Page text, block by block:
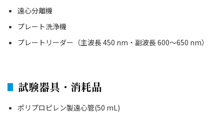
遠心分離機
プレート洗浄機
プレートリーダー（主波長 450 nm・副波長 600～650 nm）
試験器具・消耗品
ポリプロピレン製遠心管(50 mL)